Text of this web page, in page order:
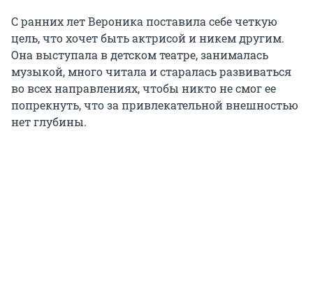
С ранних лет Вероника поставила себе четкую
цель, что хочет быть актрисой и никем другим.
Она выступала в детском театре, занималась
музыкой, много читала и старалась развиваться
во всех направлениях, чтобы никто не смог ее
попрекнуть, что за привлекательной внешностью
нет глубины.